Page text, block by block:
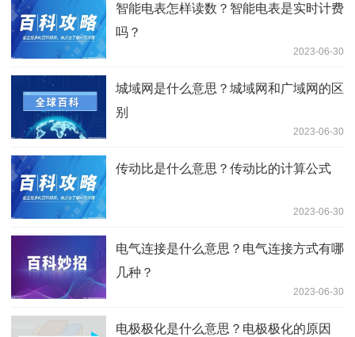
智能电表怎样读数？智能电表是实时计费
吗？
2023-06-30
城域网是什么意思？城域网和广域网的区
别
2023-06-30
传动比是什么意思？传动比的计算公式
2023-06-30
电气连接是什么意思？电气连接方式有哪
几种？
2023-06-30
电极极化是什么意思？电极极化的原因